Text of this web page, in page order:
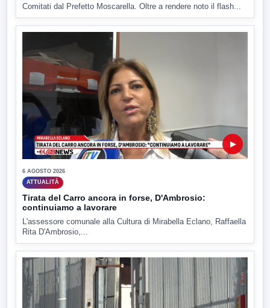
Comitati dal Prefetto Moscarella. Oltre a rendere noto il flash...
▶
6 AGOSTO 2026
ATTUALITÀ
Tirata del Carro ancora in forse, D'Ambrosio:
continuiamo a lavorare
L'assessore comunale alla Cultura di Mirabella Eclano, Raffaella
Rita D'Ambrosio,...